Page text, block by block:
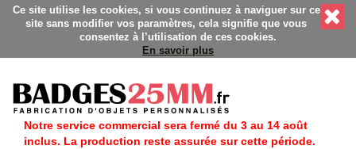
personnalisés - Fabrication Française éco-responsable -
Ce site utilise les cookies, si vous continuez à naviguer sur ce
site sans modifier vos paramètres, cela signifie que vous
consentez à l’utilisation de ces cookies.
En savoir plus
Notre service commercial sera fermé du 3 au 14 août
inclus. La production reste assurée sur cette période.